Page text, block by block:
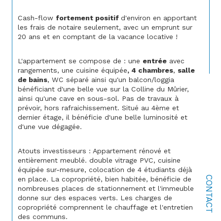
CONTACT
Cash-flow fortement positif d'environ en apportant
les frais de notaire seulement, avec un emprunt sur
20 ans et en comptant de la vacance locative !
L'appartement se compose de : une entrée avec
rangements, une cuisine équipée, 4 chambres, salle
de bains, WC séparé ainsi qu'un balcon/loggia
bénéficiant d'une belle vue sur la Colline du Mûrier,
ainsi qu'une cave en sous-sol. Pas de travaux à
prévoir, hors rafraichissement. Situé au 4ème et
dernier étage, il bénéficie d'une belle luminosité et
d'une vue dégagée.
Atouts investisseurs : Appartement rénové et
entièrement meublé. double vitrage PVC, cuisine
équipée sur-mesure, colocation de 4 étudiants déjà
en place. La copropriété, bien habitée, bénéficie de
nombreuses places de stationnement et l'immeuble
donne sur des espaces verts. Les charges de
copropriété comprennent le chauffage et l'entretien
des communs.